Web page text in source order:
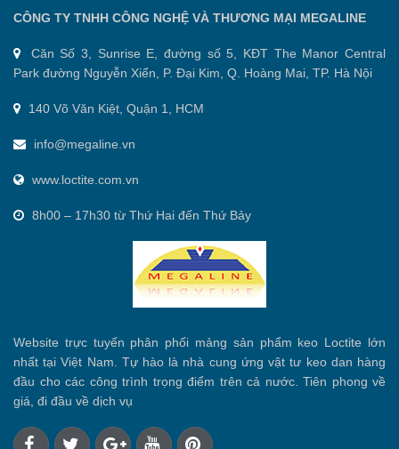
CÔNG TY TNHH CÔNG NGHỆ VÀ THƯƠNG MẠI MEGALINE
Căn Số 3, Sunrise E, đường số 5, KĐT The Manor Central
Park đường Nguyễn Xiển, P. Đại Kim, Q. Hoàng Mai, TP. Hà Nội
140 Võ Văn Kiệt, Quận 1, HCM
info@megaline.vn
www.loctite.com.vn
8h00 – 17h30 từ Thứ Hai đến Thứ Bảy
Website trực tuyến phân phối mảng sản phẩm keo Loctite lớn
nhất tại Việt Nam. Tự hào là nhà cung ứng vật tư keo dan hàng
đầu cho các công trình trọng điểm trên cả nước. Tiên phong về
giá, đi đầu về dịch vụ